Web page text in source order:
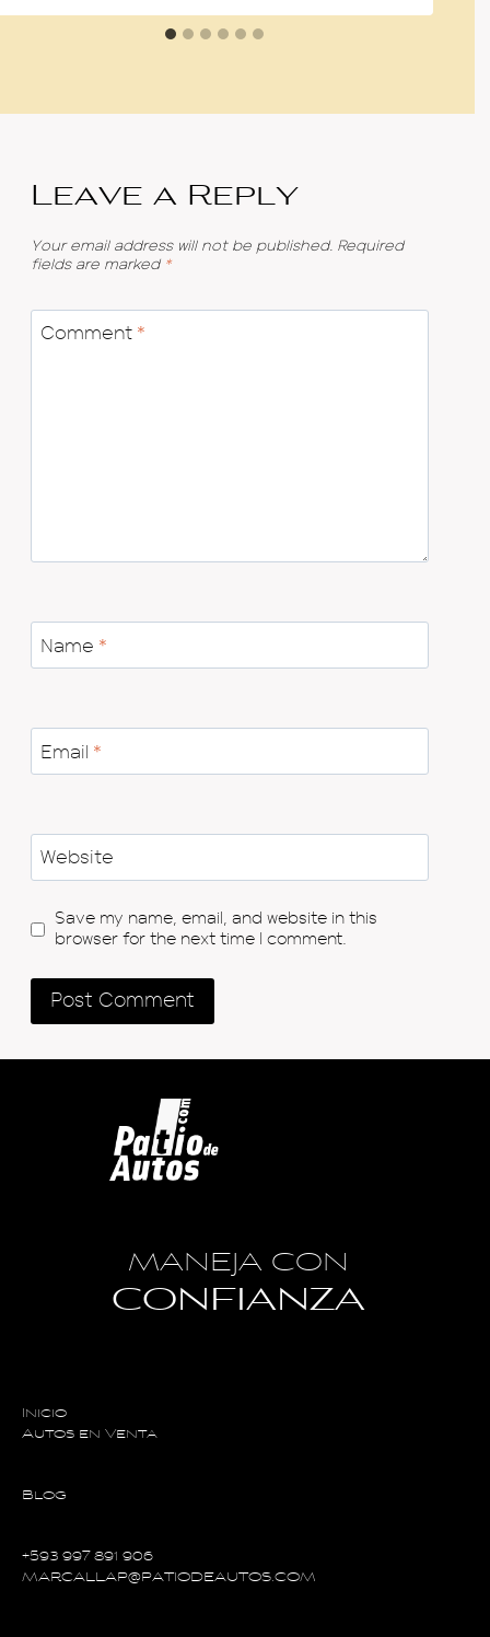
Leave a Reply
Your email address will not be published. Required
fields are marked *
Comment *
Name *
Email *
Website
Save my name, email, and website in this
browser for the next time I comment.
MANEJA CON
CONFIANZA
Inicio
Autos en Venta
Blog
+593 997 891 906
MARCALLAP@PATIODEAUTOS.COM